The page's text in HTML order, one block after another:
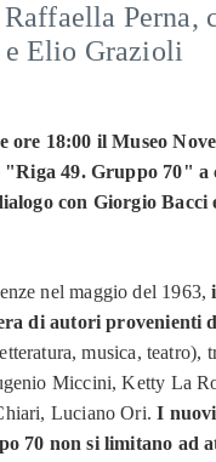
Perna,
Elio Grazioli
ore 18:00 il Museo
49. Gruppo 70" a
con Giorgio Bacci
nel maggio del 1963,
di autori provenienti
musica, teatro),
Miccini, Ketty La
Luciano Ori.I
70 non si limitano ad